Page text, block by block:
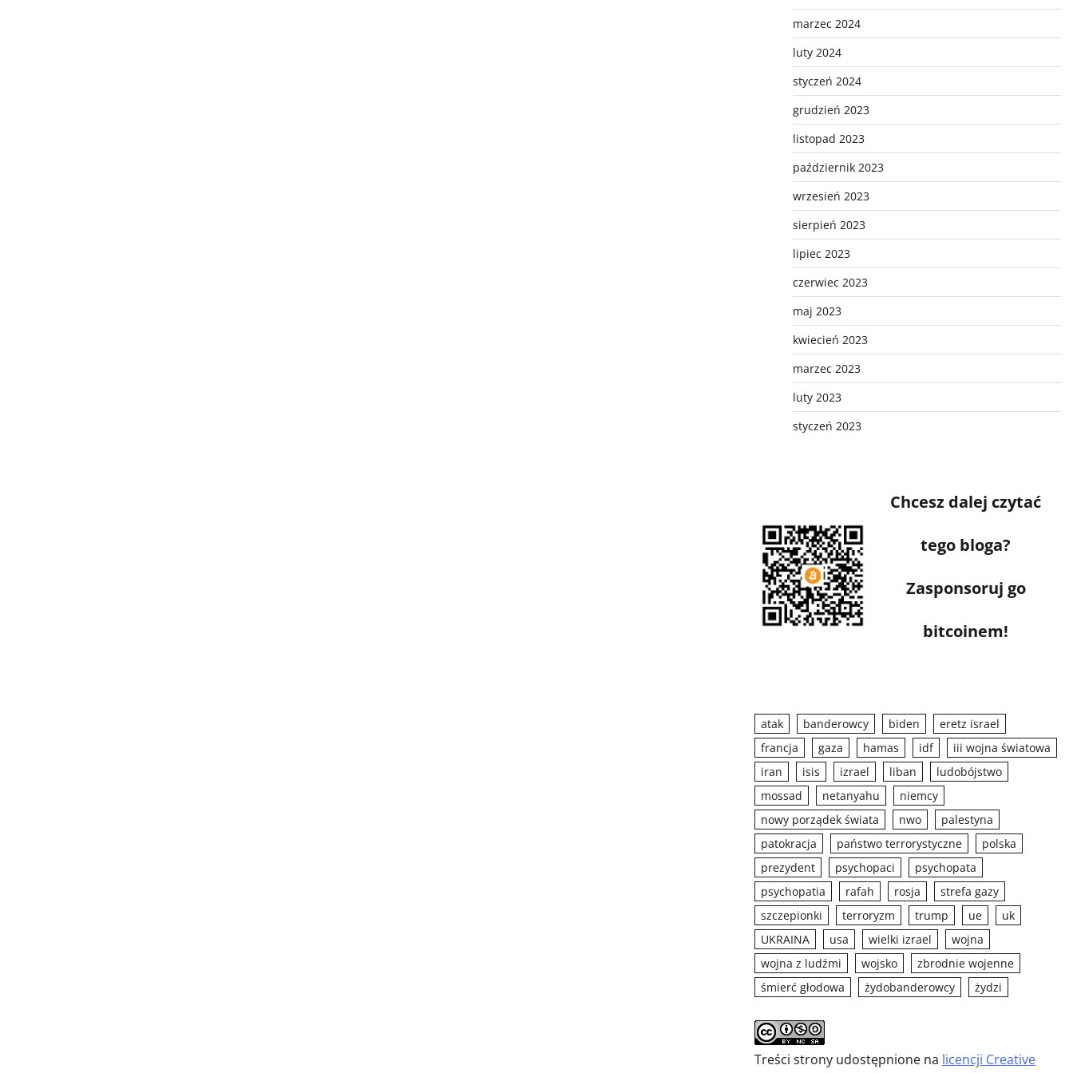
marzec 2024
luty 2024
styczeń 2024
grudzień 2023
listopad 2023
październik 2023
wrzesień 2023
sierpień 2023
lipiec 2023
czerwiec 2023
maj 2023
kwiecień 2023
marzec 2023
luty 2023
styczeń 2023
Chcesz dalej czytać
tego bloga?
Zasponsoruj go
bitcoinem!
atak banderowcy biden
eretz israel
francja
gaza hamas idf
iii wojna światowa
iran
isis izrael liban
ludobójstwo
mossad
netanyahu
niemcy
nowy porządek świata
nwo
palestyna
patokracja
państwo terrorystyczne
polska
prezydent
psychopaci
psychopata
psychopatia
rafah rosja
strefa gazy
szczepionki
terroryzm trump ue
uk
UKRAINA
usa wielki izrael
wojna
wojna z ludźmi
wojsko
zbrodnie wojenne
śmierć głodowa
żydobanderowcy żydzi
Treści strony udostępnione na licencji Creative